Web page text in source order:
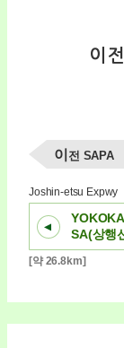
이
이전 SAPA
Joshin-etsu Expwy
SA(상행
[약 26.8km]